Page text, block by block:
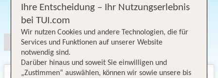
Angebotsauswahl
Ihre Entscheidung – Ihr Nutzungserlebnis
bei TUI.com
Wir nutzen Cookies und andere Technologien, die für
Services und Funktionen auf unserer Website
notwendig sind.
Darüber hinaus und soweit Sie einwilligen und
„Zustimmen“ auswählen, können wir sowie unsere bis